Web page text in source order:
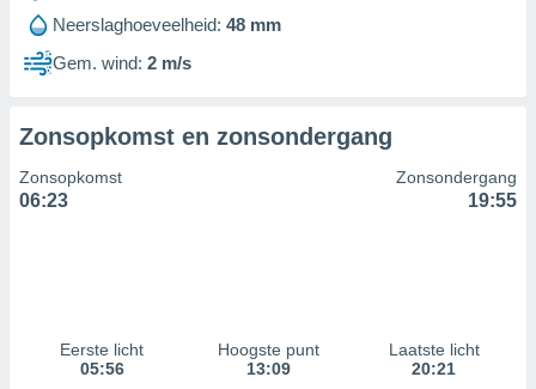
Neerslaghoeveelheid: 48 mm
Gem. wind: 2 m/s
Zonsopkomst en zonsondergang
Zonsopkomst
06:23
Zonsondergang
19:55
Eerste licht
05:56
Hoogste punt
13:09
Laatste licht
20:21